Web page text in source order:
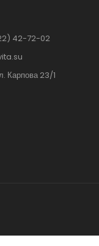
42-72-02
Карпова 23/1